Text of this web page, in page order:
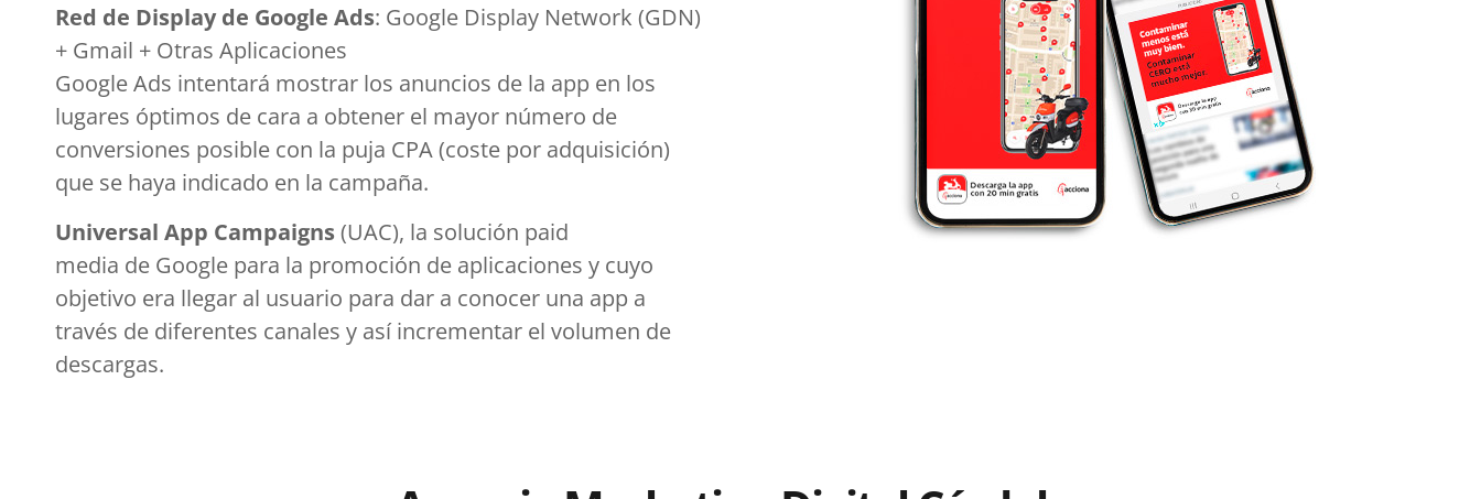
Red de Display de Google Ads: Google Display Network (GDN)
+ Gmail + Otras Aplicaciones
GoogleAds intentará mostrar los anuncios de la app en los
lugares óptimos de cara a obtener el mayor número de
conversiones posible con la puja CPA (coste por adquisición)
que se haya indicado en la campaña.
Universal App Campaigns(UAC), la solución paid
media de Google para la promoción de aplicaciones y cuyo
objetivo era llegar al usuario para dar a conocer una app a
través de diferentes canales y así incrementar el volumen de
descargas.